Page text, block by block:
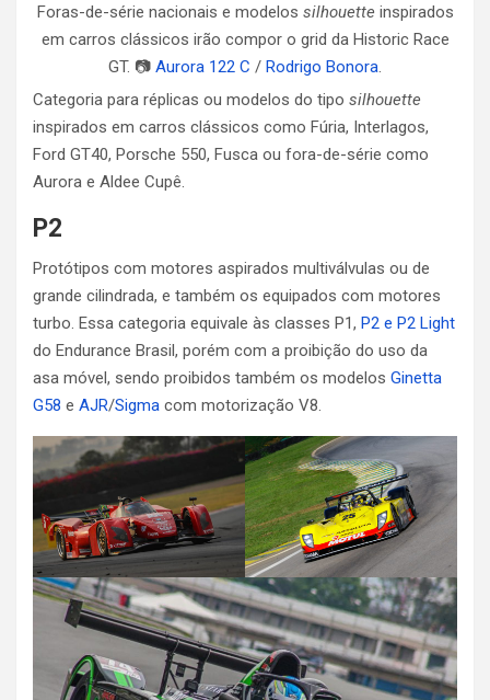
Foras-de-série nacionais e modelos silhouette inspirados
em carros clássicos irão compor o grid da Historic Race
GT. 📷 Aurora 122 C / Rodrigo Bonora.
Categoria para réplicas ou modelos do tipo silhouette
inspirados em carros clássicos como Fúria, Interlagos,
Ford GT40, Porsche 550, Fusca ou fora-de-série como
Aurora e Aldee Cupê.
P2
Protótipos com motores aspirados multiválvulas ou de
grande cilindrada, e também os equipados com motores
turbo. Essa categoria equivale às classes P1, P2 e P2 Light
do Endurance Brasil, porém com a proibição do uso da
asa móvel, sendo proibidos também os modelos Ginetta
G58 e AJR/Sigma com motorização V8.